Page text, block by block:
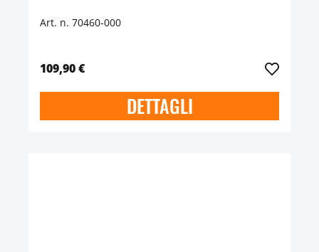
Art. n. 70460-000
109,90 €
DETTAGLI